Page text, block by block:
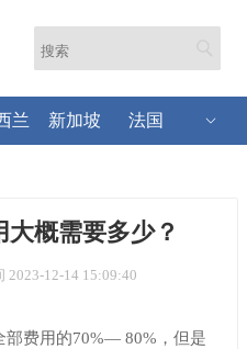
兰 新加坡 法国
概需要多少？
2023-12-14 15:09:40
部费用的70%— 80%，但是